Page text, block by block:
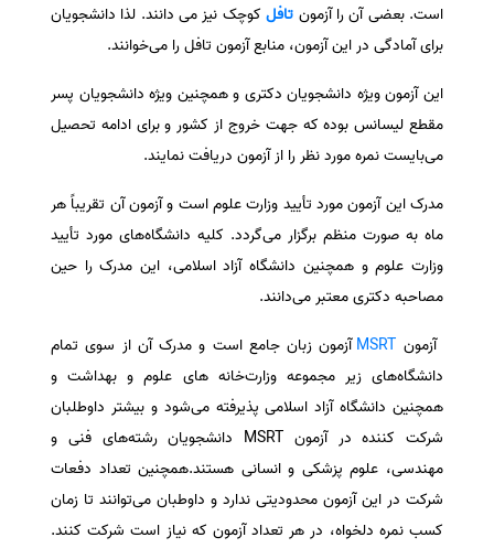
سفارش ترجمه همزمان
سفارش چکیده گرافیکی
سفارش تهیه کاورلتر
سفارش انگیزه‌نامه‌SOP
است. بعضی آن را آزمون تافل کوچک نیز می دانند. لذا دانشجویان
برای آمادگی در این آزمون، منابع آزمون تافل را می‌خوانند.
این آزمون ویژه دانشجویان دکتری و همچنین ویژه دانشجویان پسر
مقطع لیسانس بوده که جهت خروج از کشور و برای ادامه تحصیل
می‌بایست نمره مورد نظر را از آزمون دریافت نمایند.
مدرک این آزمون مورد تأیید وزارت علوم است و آزمون آن تقریباً هر
ماه به صورت منظم برگزار می‌گردد. کلیه دانشگاه‌های مورد تأیید
وزارت علوم و همچنین دانشگاه آزاد اسلامی، این مدرک را حین
مصاحبه دکتری معتبر می‌دانند.
آزمون
آزمون زبان جامع است و مدرک آن از سوی تمام
دانشگاه‌های زیر مجموعه وزارت‌خانه های علوم و بهداشت و
همچنین دانشگاه آزاد اسلامی پذیرفته می‌شود و بیشتر داوطلبان
شرکت کننده در آزمون MSRT دانشجویان رشته‌های فنی و
مهندسی، علوم پزشکی و انسانی هستند.همچنین تعداد دفعات
شرکت در این آزمون محدودیتی ندارد و داوطبان می‌توانند تا زمان
کسب نمره دلخواه، در هر تعداد آزمون‌ که نیاز است شرکت کنند.